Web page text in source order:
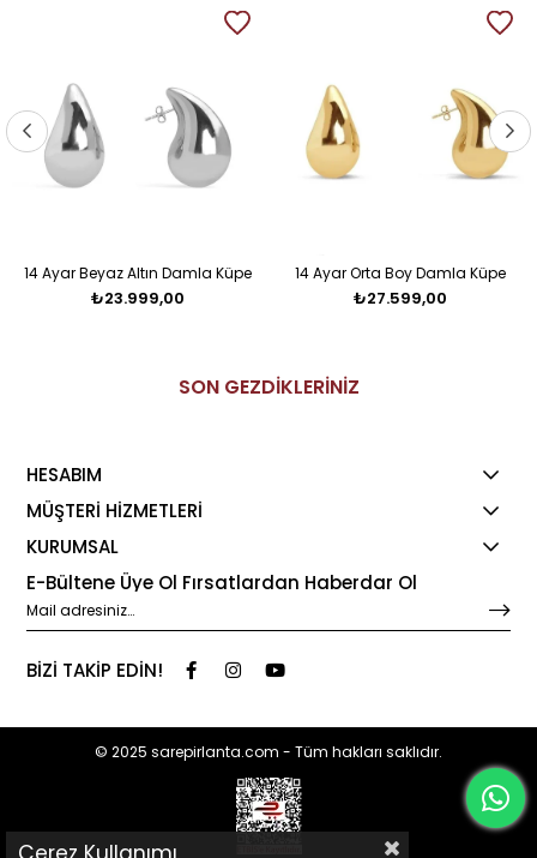
14 Ayar Beyaz Altın Damla Küpe
₺23.999,00
14 Ayar Orta Boy Damla Küpe
₺27.599,00
SON GEZDİKLERİNİZ
HESABIM
MÜŞTERİ HİZMETLERİ
KURUMSAL
E-Bültene Üye Ol Fırsatlardan Haberdar Ol
BİZİ TAKİP EDİN!
© 2025 sarepirlanta.com - Tüm hakları saklıdır.